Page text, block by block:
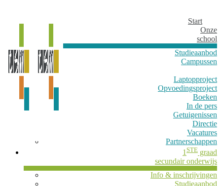
Start
Onze
school
Studieaanbod
Campussen
Laptopproject
Opvoedingsproject
Boeken
In de pers
Getuigenissen
Directie
Vacatures
Partnerschappen
1 STE graad
secundair onderwijs
Info & inschrijvingen
Studieaanbod